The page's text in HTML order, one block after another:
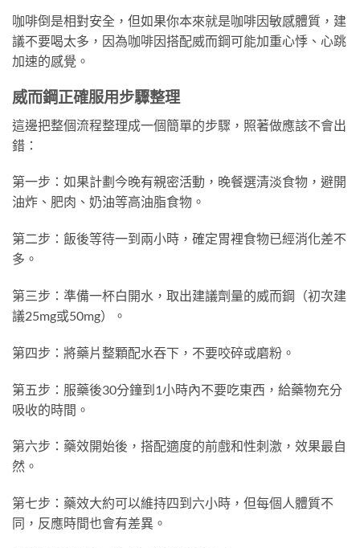
咖啡倒是相對安全，但如果你本來就是咖啡因敏感體質，建
議不要喝太多，因為咖啡因搭配威而鋼可能加重心悸、心跳
加速的感覺。
威而鋼正確服用步驟整理
這邊把整個流程整理成一個簡單的步驟，照著做應該不會出
錯：
第一步：如果計劃今晚有親密活動，晚餐選清淡食物，避開
油炸、肥肉、奶油等高油脂食物。
第二步：飯後等待一到兩小時，確定胃裡食物已經消化差不
多。
第三步：準備一杯白開水，取出建議劑量的威而鋼（初次建
議25mg或50mg）。
第四步：將藥片整顆配水吞下，不要咬碎或磨粉。
第五步：服藥後30分鐘到1小時內不要吃東西，給藥物充分
吸收的時間。
第六步：藥效開始後，搭配適度的前戲和性刺激，效果最自
然。
第七步：藥效大約可以維持四到六小時，但每個人體質不
同，反應時間也會有差異。